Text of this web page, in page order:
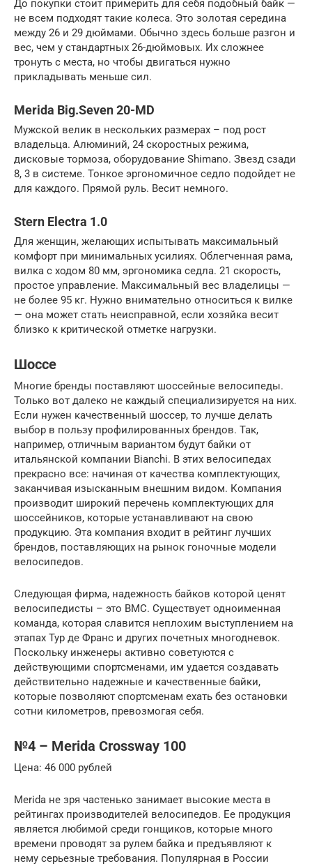
До покупки стоит примерить для себя подобный байк —
не всем подходят такие колеса. Это золотая середина
между 26 и 29 дюймами. Обычно здесь больше разгон и
вес, чем у стандартных 26-дюймовых. Их сложнее
тронуть с места, но чтобы двигаться нужно
прикладывать меньше сил.
Merida Big.Seven 20-MD
Мужской велик в нескольких размерах – под рост
владельца. Алюминий, 24 скоростных режима,
дисковые тормоза, оборудование Shimano. Звезд сзади
8, 3 в системе. Тонкое эргономичное седло подойдет не
для каждого. Прямой руль. Весит немного.
Stern Electra 1.0
Для женщин, желающих испытывать максимальный
комфорт при минимальных усилиях. Облегченная рама,
вилка с ходом 80 мм, эргономика седла. 21 скорость,
простое управление. Максимальный вес владелицы —
не более 95 кг. Нужно внимательно относиться к вилке
— она может стать неисправной, если хозяйка весит
близко к критической отметке нагрузки.
Шоссе
Многие бренды поставляют шоссейные велосипеды.
Только вот далеко не каждый специализируется на них.
Если нужен качественный шоссер, то лучше делать
выбор в пользу профилированных брендов. Так,
например, отличным вариантом будут байки от
итальянской компании Bianchi. В этих велосипедах
прекрасно все: начиная от качества комплектующих,
заканчивая изысканным внешним видом. Компания
производит широкий перечень комплектующих для
шоссейников, которые устанавливают на свою
продукцию. Эта компания входит в рейтинг лучших
брендов, поставляющих на рынок гоночные модели
велосипедов.
Следующая фирма, надежность байков которой ценят
велосипедисты – это BMC. Существует одноименная
команда, которая славится неплохим выступлением на
этапах Тур де Франс и других почетных многодневок.
Поскольку инженеры активно советуются с
действующими спортсменами, им удается создавать
действительно надежные и качественные байки,
которые позволяют спортсменам ехать без остановки
сотни километров, превозмогая себя.
№4 – Merida Crossway 100
Цена: 46 000 рублей
Merida не зря частенько занимает высокие места в
рейтингах производителей велосипедов. Ее продукция
является любимой среди гонщиков, которые много
времени проводят за рулем байка и предъявляют к
нему серьезные требования. Популярная в России